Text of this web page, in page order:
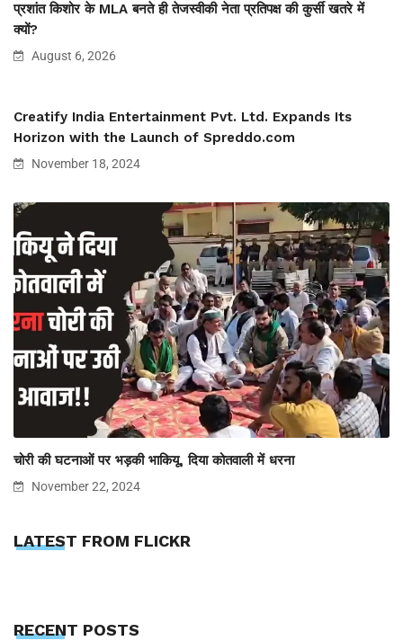
प्रशांत किशोर के MLA बनते ही तेजस्वीकी नेता प्रतिपक्ष की कुर्सी खतरे में
क्यों?
August 6, 2026
Creatify India Entertainment Pvt. Ltd. Expands Its
Horizon with the Launch of Spreddo.com
November 18, 2024
चोरी की घटनाओं पर भड़की भाकियू, दिया कोतवाली में धरना
November 22, 2024
LATEST FROM FLICKR
RECENT POSTS